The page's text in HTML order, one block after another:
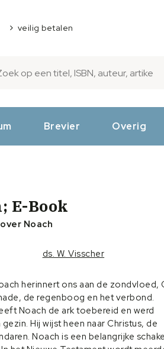
veilig betalen
Brevier Overig
E-Book
Noach
ds. W. Visscher
herinnert ons aan de zondvloed,
de regenboog en het verbond.
Noach de ark toebereid en werd
Hij wijst heen naar Christus, de
Noach is een belangrijke